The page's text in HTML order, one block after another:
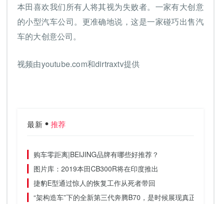
本田喜欢我们所有人将其视为失败者。一家有大创意
的小型汽车公司。更准确地说，这是一家碰巧出售汽
车的大创意公司。
视频由youtube.com和dirtraxtv提供
最新 推荐
购车零距离|BEIJING品牌有哪些好推荐？
图片库：2019本田CB300R将在印度推出
捷豹E型通过惊人的恢复工作从死者带回
“架构造车”下的全新第三代奔腾B70，是时候展现真正的技术